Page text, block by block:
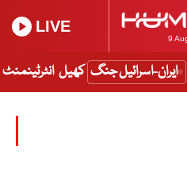
9
LIVE
ایران-اسرائیل جنگ کھیل انٹرٹینمنٹ